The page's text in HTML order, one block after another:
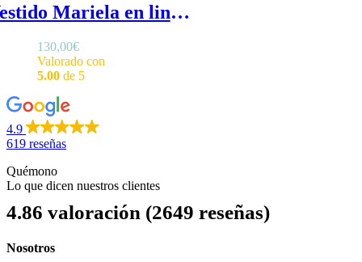
Vestido Mariela en lino verde agua - Vestido de ceremonia de niña verde agua sin mangas con sobrefalda de tul plumeti
130,00€
Valorado con
5.00 de 5
4.9
619 reseñas
Quémono
Lo que dicen nuestros clientes
4.86 valoración (2649 reseñas)
Nosotros